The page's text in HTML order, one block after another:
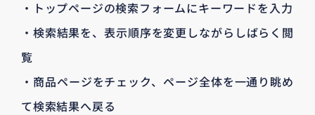
・トップページの検索フォームにキーワードを入力
・検索結果を、表示順序を変更しながらしばらく閲
覧
・商品ページをチェック、ページ全体を一通り眺め
て検索結果へ戻る